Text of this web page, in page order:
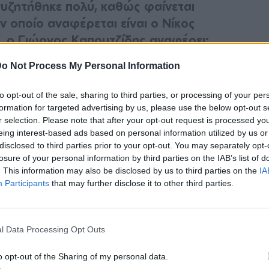
Not Process My Personal Information
opt-out of the sale, sharing to third parties, or processing of your
for targeted advertising by us, please use the below opt-out
selection. Please note that after your opt-out request is processed
interest-based ads based on personal information utilized by us
to third parties prior to your opt-out. You may separately
of your personal information by third parties on the IAB’s list of
This information may also be disclosed by us to third parties on the
Participants that may further disclose it to other third parties.
Data Processing Opt Outs
opt-out of the Sharing of my personal data.
πολύ, καθώς φαίνεται
αναφέρεται είναι ο Νίκος
ο Γιώργος Καπουτζίδης αναφέρει:
αυτή τη στιγμή δεν ξέρω πώς να το
το οποίο θέλω να μείνω απ’ έξω και
έχω αποφασίσει μάλιστα το 2022 να
μου. Πρέπει να βρω τη σωστή ημερομηνία
και αυτό, έτσι για να δω πώς είναι. Νιώθω
το διδασκόμαστε. Κανένας δεν έρχεται με
του το γονίδιο του να κοροϊδέψει κάποιον.
η τηλεόραση έχει και αυτή το
η κουλτούρα του “κοροϊδεύω κάποιον για
που υπάρχει στην Ελλάδα εξαιρετικά